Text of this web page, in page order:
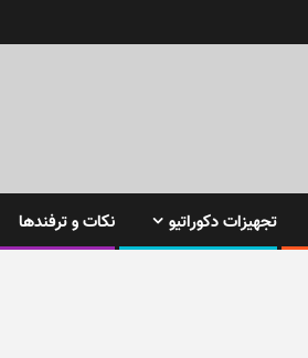
تجهیزات دکوراتیو
نکات و ترفندها